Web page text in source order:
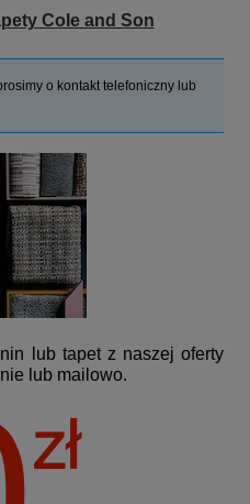
Cole and Son
o kontakt telefoniczny lub
lub tapet z naszej oferty
lub mailowo.